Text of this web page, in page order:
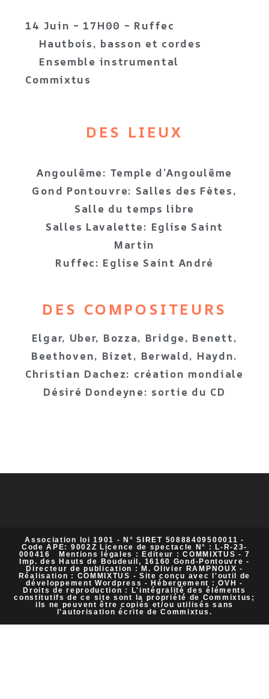
14 Juin – 17H00 – Ruffec
Hautbois, basson et cordes
Ensemble instrumental
Commixtus
DES LIEUX
Angoulême: Temple d’Angoulême
Gond Pontouvre: Salles des Fètes,
Salle du temps libre
Salles Lavalette: Eglise Saint
Martin
Ruffec: Eglise Saint André
DES COMPOSITEURS
Elgar, Uber, Bozza, Bridge, Benett,
Beethoven, Bizet, Berwald, Haydn.
Christian Dachez: création mondiale
Désiré Dondeyne: sortie du CD
Association loi 1901 - N° SIRET 50888409500011 -
Code APE: 9002Z Licence de spectacle N° : L-R-23-
000416 Mentions légales : Editeur : COMMIXTUS - 7
Imp. des Hauts de Boudeuil, 16160 Gond-Pontouvre -
Directeur de publication : M. Olivier RAMPNOUX -
Réalisation : COMMIXTUS - Site conçu avec l'outil de
développement Wordpress - Hébergement : OVH -
Droits de reproduction : L'intégralité des éléments
constitutifs de ce site sont la propriété de Commixtus;
ils ne peuvent être copiés et/ou utilisés sans
l'autorisation écrite de Commixtus.